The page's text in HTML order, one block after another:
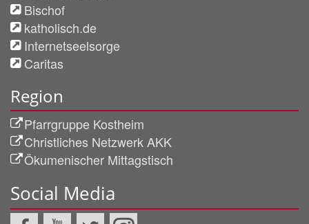
Bischof
katholisch.de
Internetseelsorge
Caritas
Region
Pfarrgruppe Kostheim
Christliches Netzwerk AKK
Ökumenischer Mittagstisch
Social Media